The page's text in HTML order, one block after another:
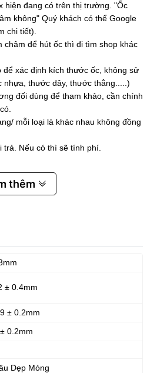
hiện đang có trên thị trường. "Ốc
không" Quý khách có thể Google
chi tiết).
châm để hút ốc thì đi tìm shop khác
để xác định kích thước ốc, không sử
nhựa, thước dây, thước thẳng.....)
đối dùng để tham khảo, cần chính
mỗi loại là khác nhau không đồng
trả. Nếu có thì sẽ tính phí.
thêm
± 0.4mm
± 0.2mm
0.2mm
Dẹp Mỏng